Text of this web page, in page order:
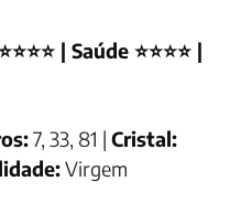
| Saúde ⭐⭐⭐⭐ |
7, 33, 81 | Cristal:
Virgem